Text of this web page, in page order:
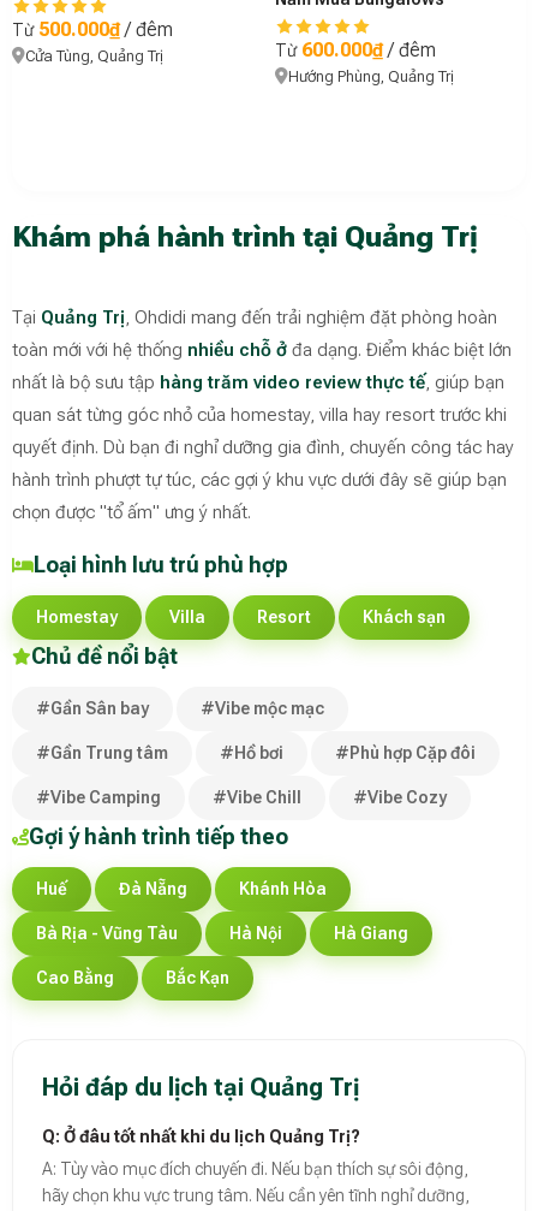
Từ 500.000₫/ đêm
Cửa Tùng, Quảng Trị Từ 600.000₫/ đêm
Hướng Phùng, Quảng Trị
Khám phá hành trình tại Quảng Trị
Tại Quảng Trị, Ohdidi mang đến trải nghiệm đặt phòng hoàn
toàn mới với hệ thống nhiều chỗ ở đa dạng. Điểm khác biệt lớn
nhất là bộ sưu tập hàng trăm video review thực tế, giúp bạn
quan sát từng góc nhỏ của homestay, villa hay resort trước khi
quyết định. Dù bạn đi nghỉ dưỡng gia đình, chuyến công tác hay
hành trình phượt tự túc, các gợi ý khu vực dưới đây sẽ giúp bạn
chọn được "tổ ấm" ưng ý nhất.
Loại hình lưu trú phù hợp
Homestay Villa Resort Khách sạn
Chủ đề nổi bật
#Gần Sân bay #Vibe mộc mạc
#Gần Trung tâm #Hồ bơi #Phù hợp Cặp đôi
#Vibe Camping #Vibe Chill #Vibe Cozy
Gợi ý hành trình tiếp theo
Huế Đà Nẵng Khánh Hòa
Bà Rịa - Vũng Tàu Hà Nội Hà Giang
Cao Bằng Bắc Kạn
Hỏi đáp du lịch tại Quảng Trị
Q: Ở đâu tốt nhất khi du lịch Quảng Trị?
A: Tùy vào mục đích chuyến đi. Nếu bạn thích sự sôi động,
hãy chọn khu vực trung tâm. Nếu cần yên tĩnh nghỉ dưỡng,